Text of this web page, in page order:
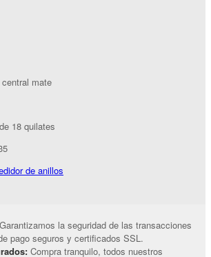
mate
18 quilates
de anillos
Garantizamos la seguridad de las transacciones
pago seguros y certificados SSL.
Compra tranquilo, todos nuestros